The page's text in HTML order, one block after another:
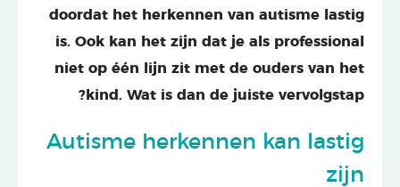
doordat het herkennen van autisme lastig
is. Ook kan het zijn dat je als professional
niet op één lijn zit met de ouders van het
kind. Wat is dan de juiste vervolgstap?
Autisme herkennen kan lastig
zijn